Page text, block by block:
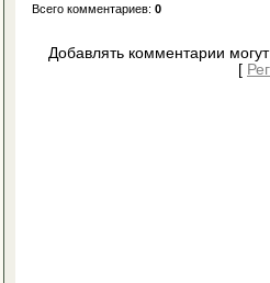
Всего комментариев: 0
Добавлять комментарии
[